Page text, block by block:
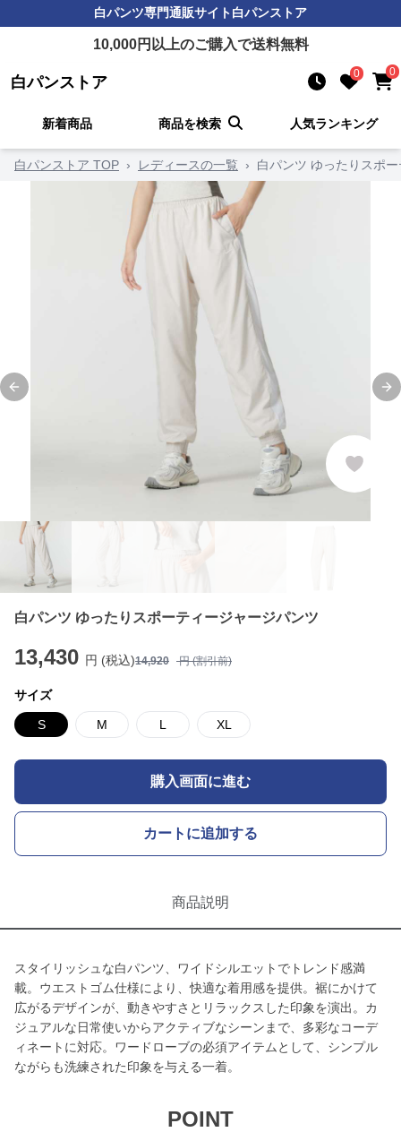
白パンツ専門通販サイト白パンストア
10,000円以上のご購入で送料無料
白パンストア 0 0
新着商品 商品を検索 人気ランキング
白パンストア TOP › レディースの一覧 › 白パンツ ゆったりスポ
Previous slide
白パンツ ゆったりスポーティージャージパンツ
13,430 円 (税込)14,920 円 (割引前)
サイズ
S M L XL
購入画面に進む
カートに追加する
商品説明
スタイリッシュな白パンツ、ワイドシルエットでトレンド感満
載。ウエストゴム仕様により、快適な着用感を提供。裾にかけて
広がるデザインが、動きやすさとリラックスした印象を演出。カ
ジュアルな日常使いからアクティブなシーンまで、多彩なコーデ
ィネートに対応。ワードローブの必須アイテムとして、シンプル
ながらも洗練された印象を与える一着。
POINT